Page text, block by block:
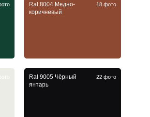
Ral 8004 Медно-
коричневый
18 фото
Ral 9005 Чёрный
янтарь
22 фото